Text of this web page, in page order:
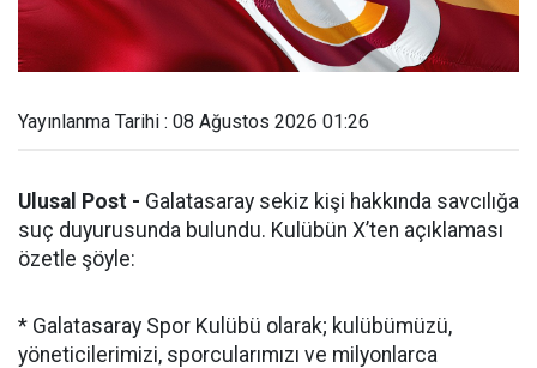
Yayınlanma Tarihi : 08 Ağustos 2026 01:26
Ulusal Post - Galatasaray sekiz kişi hakkında savcılığa
suç duyurusunda bulundu. Kulübün X’ten açıklaması
özetle şöyle:
* Galatasaray Spor Kulübü olarak; kulübümüzü,
yöneticilerimizi, sporcularımızı ve milyonlarca